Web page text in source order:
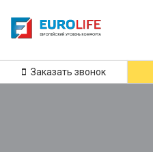
Заказать звонок
Почитай
подпишись